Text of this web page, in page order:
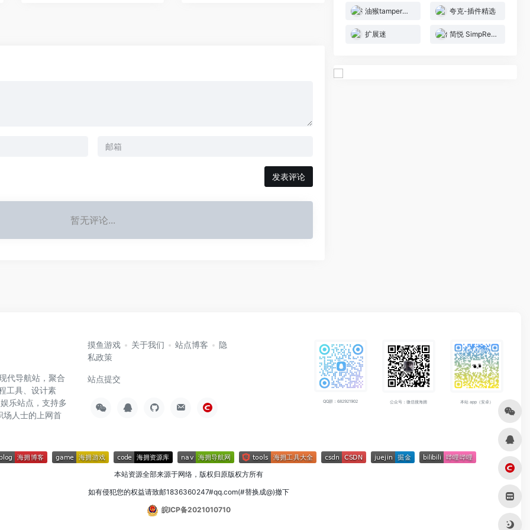
发表评论
暂无评论...
油猴tampermonkey 夸克-插件精选
扩展迷 简悦 SimpRead
代导航站，聚合
工具、设计素
乐站点，支持多
场人士的上网首
摸鱼游戏 关于我们 站点博客
隐
私政策
站点提交
QQ群：682921902 公众号：微信搜海拥 本站 app（安卓）
本站资源全部来源于网络，版权归原版权方所有
如有侵犯您的权益请致邮1836360247#qq.com(#替换成@)撤下
皖ICP备2021010710